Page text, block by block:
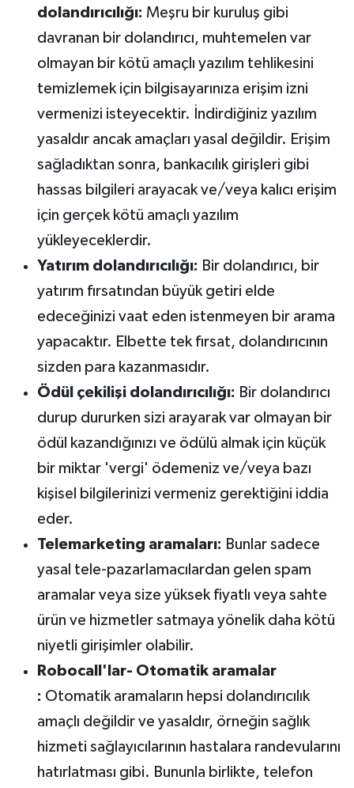
dolandırıcılığı: Meşru bir kuruluş gibi
davranan bir dolandırıcı, muhtemelen var
olmayan bir kötü amaçlı yazılım tehlikesini
temizlemek için bilgisayarınıza erişim izni
vermenizi isteyecektir. İndirdiğiniz yazılım
yasaldır ancak amaçları yasal değildir. Erişim
sağladıktan sonra, bankacılık girişleri gibi
hassas bilgileri arayacak ve/veya kalıcı erişim
için gerçek kötü amaçlı yazılım
yükleyeceklerdir.
Yatırım dolandırıcılığı: Bir dolandırıcı, bir
yatırım fırsatından büyük getiri elde
edeceğinizi vaat eden istenmeyen bir arama
yapacaktır. Elbette tek fırsat, dolandırıcının
sizden para kazanmasıdır.
Ödül çekilişi dolandırıcılığı: Bir dolandırıcı
durup dururken sizi arayarak var olmayan bir
ödül kazandığınızı ve ödülü almak için küçük
bir miktar 'vergi' ödemeniz ve/veya bazı
kişisel bilgilerinizi vermeniz gerektiğini iddia
eder.
Telemarketing aramaları: Bunlar sadece
yasal tele-pazarlamacılardan gelen spam
aramalar veya size yüksek fiyatlı veya sahte
ürün ve hizmetler satmaya yönelik daha kötü
niyetli girişimler olabilir.
Robocall'lar- Otomatik aramalar
: Otomatik aramaların hepsi dolandırıcılık
amaçlı değildir ve yasaldır, örneğin sağlık
hizmeti sağlayıcılarının hastalara randevularını
hatırlatması gibi. Bununla birlikte, telefon